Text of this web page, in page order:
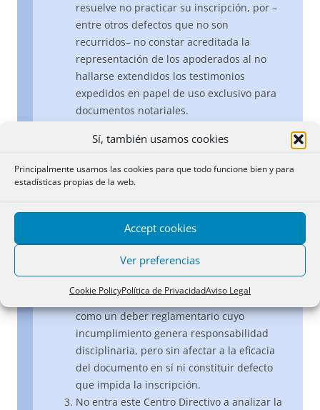
Sí, también usamos cookies
Principalmente usamos las cookies para que todo funcione bien y para
estadísticas propias de la web.
Accept cookies
Ver preferencias
Cookie PolicyPolítica de PrivacidadAviso Legal
resuelve no practicar su inscripción, por –
entre otros defectos que no son
recurridos– no constar acreditada la
representación de los apoderados al no
hallarse extendidos los testimonios
expedidos en papel de uso exclusivo para
documentos notariales.
cuanto que, a pesar de lo que hace constar
aportados en orden a acreditar las
resulta del expediente, sí se encuentran
expedidos en papel de uso exclusivo
notarial, correlativamente numerados en
orden a su identificación. Además el
Reglamento Notarial debe ser valorado
como un deber reglamentario cuyo
incumplimiento genera responsabilidad
disciplinaria, pero sin afectar a la eficacia
del documento en sí ni constituir defecto
que impida la inscripción.
No entra este Centro Directivo a analizar la